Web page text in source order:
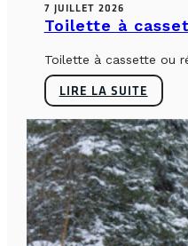
7 JUILLET 2026
Toilette à
Toilette à cassette ou
LIRE LA SUITE